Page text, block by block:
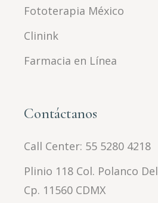
Fototerapia México
Clinink
Farmacia en Línea
Contáctanos
Call Center: 55 5280 4218
Plinio 118 Col. Polanco
Cp. 11560 CDMX